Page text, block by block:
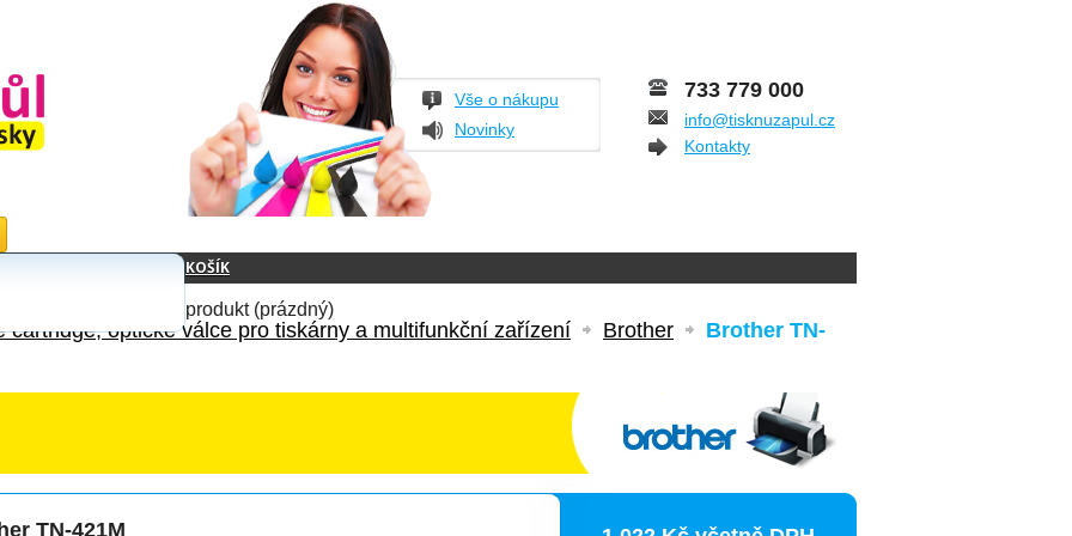
Vše o nákupu
Novinky
733 779 000
info@tisknuzapul.cz
Kontakty
KOŠÍK
produkt (prázdný)
cartridge, optické válce pro tiskárny a multifunkční zařízení Brother
Brother TN-
TN-421M